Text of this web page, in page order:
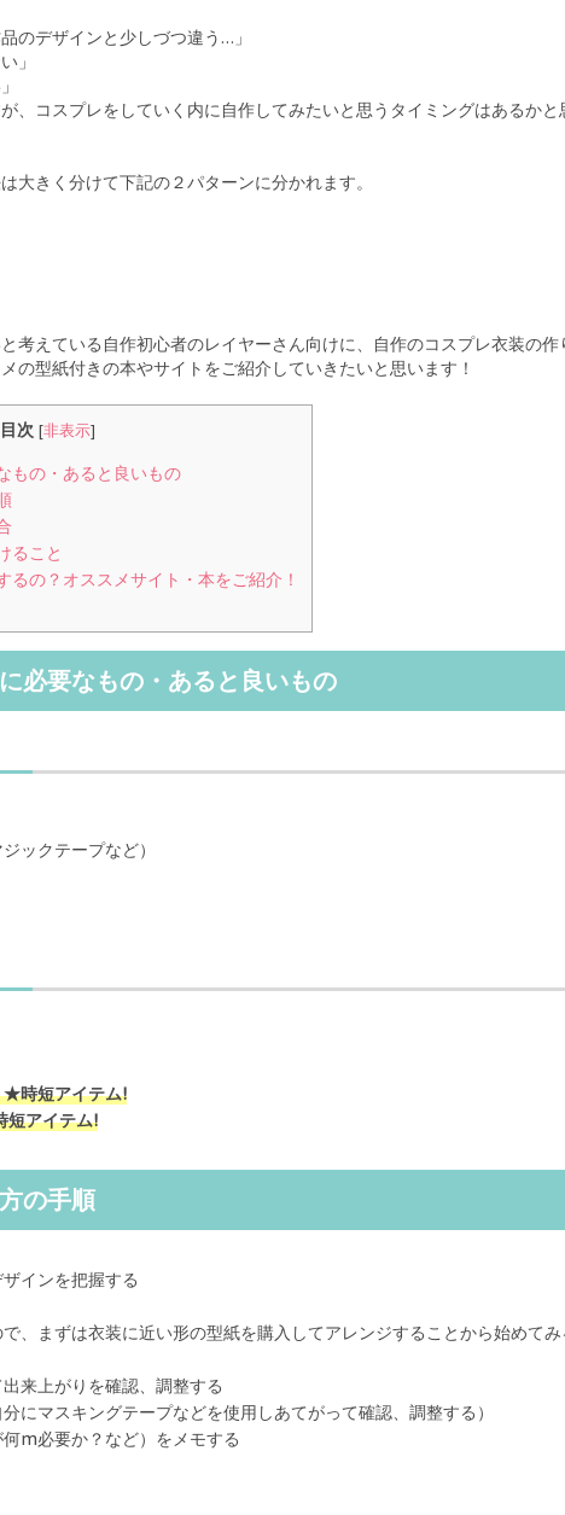
のデザインと少しづつ違う…」
」
、コスプレをしていく内に自作してみたいと思うタイミングはあるかと
大きく分けて下記の２パターンに分かれます。
考えている自作初心者のレイヤーさん向けに、自作のコスプレ衣装の作
の型紙付きの本やサイトをご紹介していきたいと思います！
目次 [非表示]
もの・あると良いもの
ること
るの？オススメサイト・本をご紹介！
必要なもの・あると良いもの
ックテープなど）
★時短アイテム!
短アイテム!
の手順
インを把握する
、まずは衣装に近い形の型紙を購入してアレンジすることから始めてみ
来上がりを確認、調整する
分にマスキングテープなどを使用しあてがって確認、調整する）
m必要か？など）をメモする